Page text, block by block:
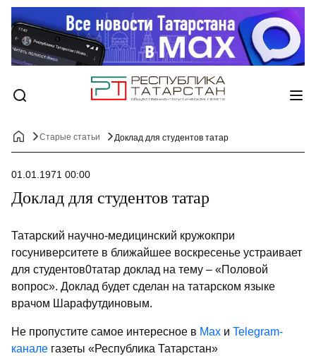
Старые статьи Доклад для студентов татар
01.01.1971 00:00
Доклад для студентов татар
Татарский научно-медицинский кружокпри
госуниверситете в ближайшее воскресенье устраивает
для студентов0татар доклад на тему – «Половой
вопрос». Доклад будет сделан на татарском языке
врачом Шарафутдиновым.
Не пропустите самое интересное в Max и Telegram-
канале газеты «Республика Татарстан»